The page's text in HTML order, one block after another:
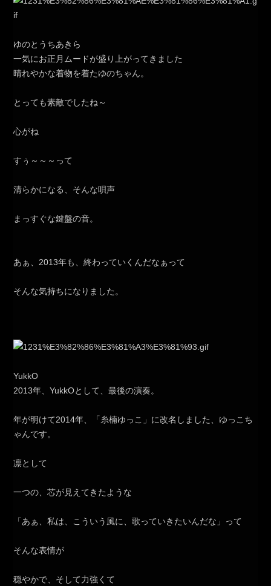
ゆのとうちあきら
一気にお正月ムードが盛り上がってきました
晴れやかな着物を着たゆのちゃん。
とっても素敵でしたね～
心がね
すぅ～～～って
清らかになる、そんな唄声
まっすぐな鍵盤の音。
あぁ、2013年も、終わっていくんだなぁって
そんな気持ちになりました。
YukkO
2013年、YukkOとして、最後の演奏。
年が明けて2014年、「糸楠ゆっこ」に改名しました、ゆっこち
ゃんです。
凛として
一つの、芯が見えてきたような
「あぁ、私は、こういう風に、歌っていきたいんだな」って
そんな表情が
穏やかで、そして力強くて